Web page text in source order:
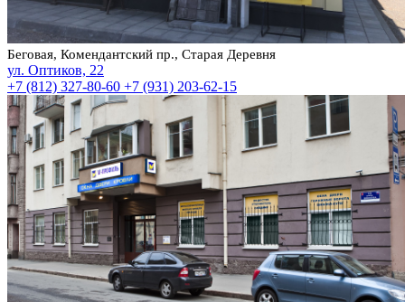
Беговая, Комендантский пр., Старая Деревня
ул. Оптиков, 22
+7 (812) 327-80-60 +7 (931) 203-62-15